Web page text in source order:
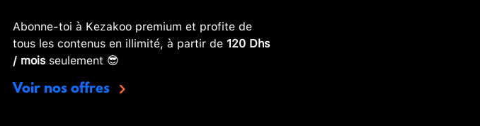
Abonne-toi à Kezakoo premium et profite de
tous les contenus en illimité, à partir de 120 Dhs
/ moisseulement 😎
Voir nos offres